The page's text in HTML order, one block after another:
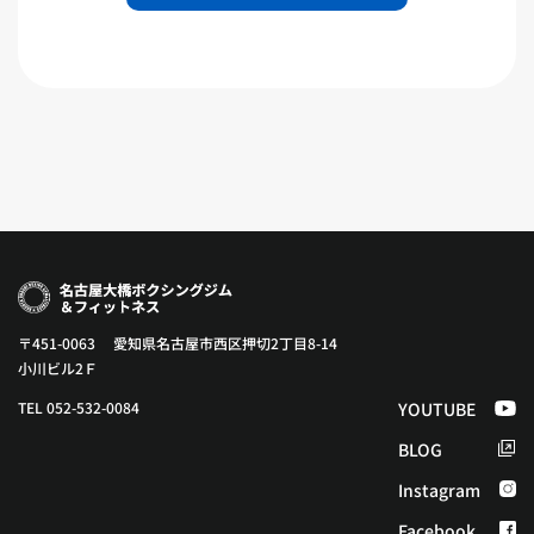
〒451-0063 愛知県名古屋市西区押切2丁目8-14
小川ビル2Ｆ
TEL 052-532-0084
YOUTUBE
BLOG
Instagram